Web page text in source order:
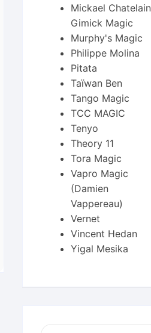
Mickael Chatelain
Gimick Magic
Murphy's Magic
Philippe Molina
Pitata
Taïwan Ben
Tango Magic
TCC MAGIC
Tenyo
Theory 11
Tora Magic
Vapro Magic
(Damien
Vappereau)
Vernet
Vincent Hedan
Yigal Mesika